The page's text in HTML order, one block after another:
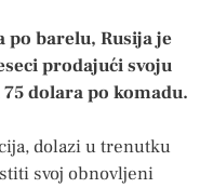
po barelu, Rusija je
prodajući svoju
dolara po komadu.
dolazi u trenutku
svoj obnovljeni